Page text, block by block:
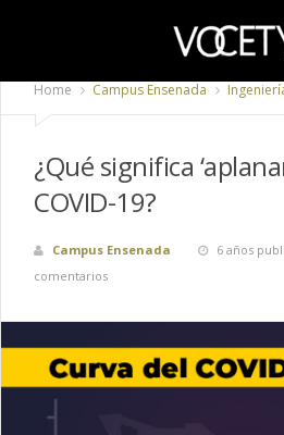
Home Campus Ensenada
¿Qué significa
COVID-19?
Campus Ensenada 6 años
comentarios